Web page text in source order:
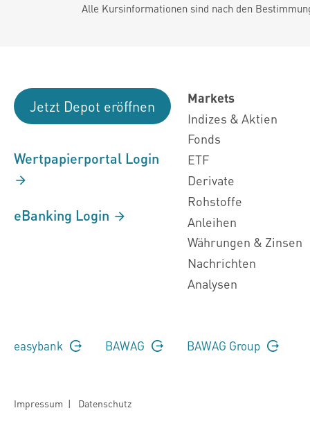
Alle Kursinformationen sind nach den
Jetzt Depot eröffnen
Wertpapierportal Login
eBanking Login
Markets
Indizes & Aktien
Fonds
ETF
Derivate
Rohstoffe
Anleihen
Währungen & Zinsen
Nachrichten
Analysen
easybank BAWAG BAWAG Group
Impressum | Datenschutz